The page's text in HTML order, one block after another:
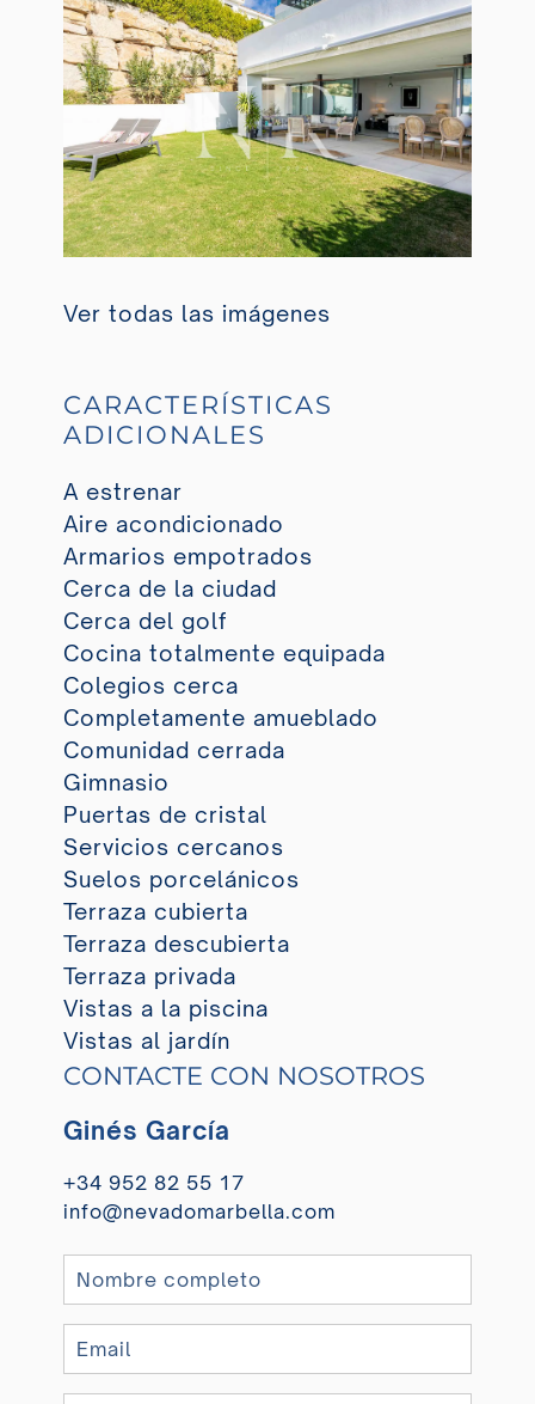
Ver todas las imágenes
CARACTERÍSTICAS
ADICIONALES
A estrenar
Aire acondicionado
Armarios empotrados
Cerca de la ciudad
Cerca del golf
Cocina totalmente equipada
Colegios cerca
Completamente amueblado
Comunidad cerrada
Gimnasio
Puertas de cristal
Servicios cercanos
Suelos porcelánicos
Terraza cubierta
Terraza descubierta
Terraza privada
Vistas a la piscina
Vistas al jardín
CONTACTE CON NOSOTROS
Ginés García
+34 952 82 55 17
info@nevadomarbella.com